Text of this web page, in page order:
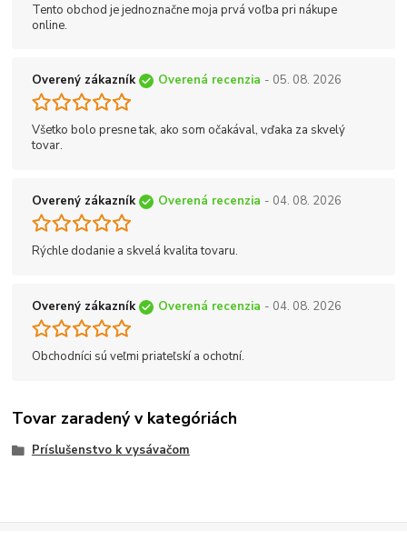
Tento obchod je jednoznačne moja prvá voľba pri nákupe
online.
Overený zákazník Overená recenzia - 05. 08. 2026
Všetko bolo presne tak, ako som očakával, vďaka za skvelý
tovar.
Overený zákazník Overená recenzia - 04. 08. 2026
Rýchle dodanie a skvelá kvalita tovaru.
Overený zákazník Overená recenzia - 04. 08. 2026
Obchodníci sú veľmi priateľskí a ochotní.
Tovar zaradený v kategóriách
Príslušenstvo k vysávačom